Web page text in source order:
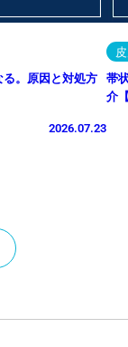
。原因と対処方
2026.07.23
帯
介